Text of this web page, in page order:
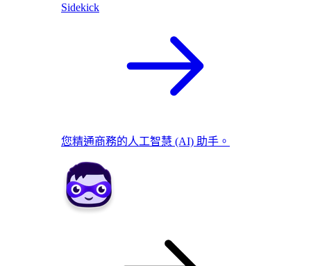
Sidekick
您精通商務的人工智慧 (AI) 助手。